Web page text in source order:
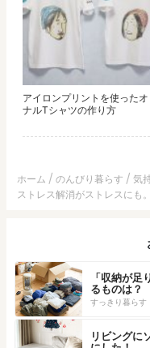
アイロンプリントを使ったオ
ナルTシャツの作り方
ホーム のんびり暮らす
気
ストレス解消がストレスにも
「収納が足
るものは？
すっきり暮らす
リビングに